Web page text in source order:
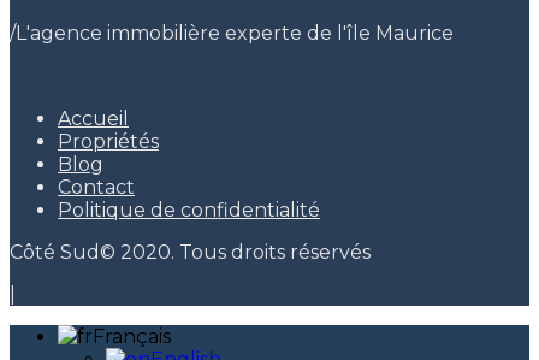
/L'agence immobilière experte de l'île Maurice
Accueil
Propriétés
Blog
Contact
Politique de confidentialité
Côté Sud© 2020. Tous droits réservés
Français